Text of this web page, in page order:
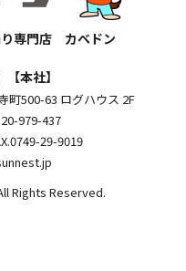
り専門店 カベドン
【本社】
500-63 ログハウス 2F
979-437
29-9019
Rights Reserved.